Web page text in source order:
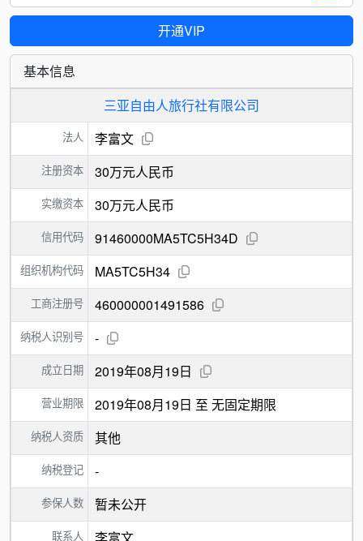
开通VIP
基本信息
三亚自由人旅行社有限公司
法人 李富文
注册资本 30万元人民币
实缴资本 30万元人民币
信用代码 91460000MA5TC5H34D
组织机构代码 MA5TC5H34
工商注册号 460000001491586
纳税人识别号 -
成立日期 2019年08月19日
营业期限 2019年08月19日 至 无固定期限
纳税人资质 其他
纳税登记 -
参保人数 暂未公开
联系人